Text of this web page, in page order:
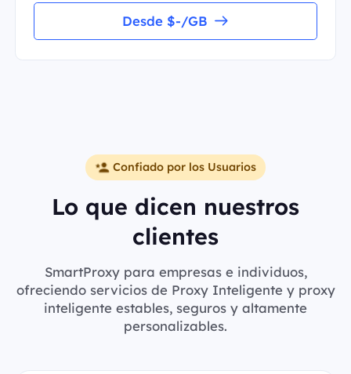
Desde $-/GB
Confiado por los Usuarios
Lo que dicen nuestros
clientes
SmartProxy para empresas e individuos,
ofreciendo servicios de Proxy Inteligente y proxy
inteligente estables, seguros y altamente
personalizables.